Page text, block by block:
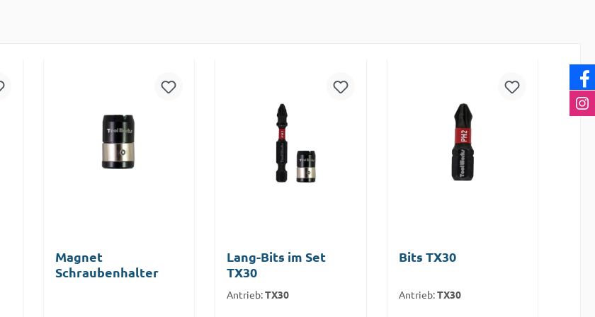
Magnet
Schraubenhalter
Lang-Bits im Set
TX30
Antrieb:TX30
Bits TX30
Antrieb:TX30